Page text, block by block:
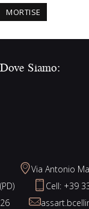
MORTISE
Dove Siamo:
Via Antonio
(PD)
Cell: +39
26